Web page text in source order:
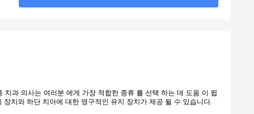
과 의사는 여러분 에게 가장 적합한 종류 를 선택 하는 데 도움 이 됩
치와 하단 치아에 대한 영구적인 유지 장치가 제공 될 수 있습니다.